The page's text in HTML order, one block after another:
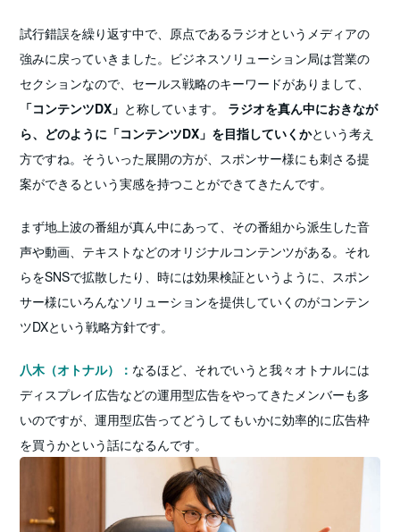
試行錯誤を繰り返す中で、原点であるラジオというメディアの
強みに戻っていきました。ビジネスソリューション局は営業の
セクションなので、セールス戦略のキーワードがありまして、
「コンテンツDX」 と称しています。 ラジオを真ん中におきなが
ら、どのように「コンテンツDX」を目指していくかという考え
方ですね。そういった展開の方が、スポンサー様にも刺さる提
案ができるという実感を持つことができてきたんです。
まず地上波の番組が真ん中にあって、その番組から派生した音
声や動画、テキストなどのオリジナルコンテンツがある。それ
らをSNSで拡散したり、時には効果検証というように、スポン
サー様にいろんなソリューションを提供していくのがコンテン
ツDXという戦略方針です。
八木（オトナル）： なるほど、それでいうと我々オトナルには
ディスプレイ広告などの運用型広告をやってきたメンバーも多
いのですが、運用型広告ってどうしてもいかに効率的に広告枠
を買うかという話になるんです。